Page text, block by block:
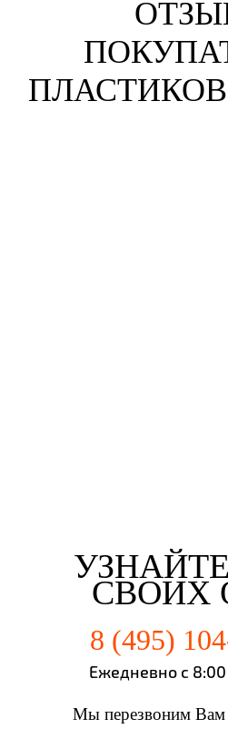
СВОИХ
8 (495)
Ежедневно с
Мы перезвоним Вам